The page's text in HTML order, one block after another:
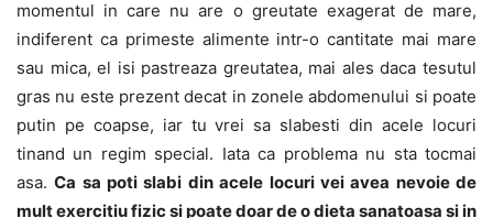
momentul in care nu are o greutate exagerat de mare,
indiferent ca primeste alimente intr-o cantitate mai mare
sau mica, el isi pastreaza greutatea, mai ales daca tesutul
gras nu este prezent decat in zonele abdomenului si poate
putin pe coapse, iar tu vrei sa slabesti din acele locuri
tinand un regim special. Iata ca problema nu sta tocmai
asa.Ca sa poti slabi din acele locuri vei avea nevoie de
mult exercitiu fizic si poate doar de o dieta sanatoasa si in